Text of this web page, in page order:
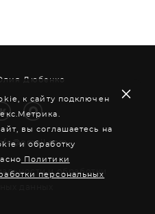
Дюбенко
и обработки
к сайту подключен
вы соглашаетесь на
и обработку
Политики
персональных